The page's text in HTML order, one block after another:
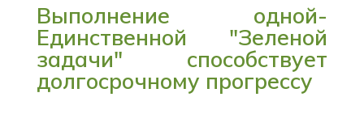
Выполнение одной-
Единственной "Зеленой
задачи" способствует
долгосрочному прогрессу